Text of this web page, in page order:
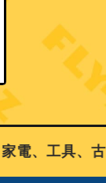
、工具、